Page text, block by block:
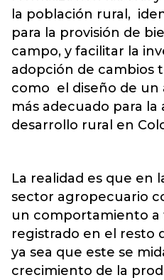
la población rural,
para la provisión de
campo, y facilitar la
adopción de cambios
como el diseño de un
más adecuado para la
desarrollo rural en
La realidad es que en
sector agropecuario
un comportamiento a
registrado en el resto
ya sea que este se
crecimiento de la